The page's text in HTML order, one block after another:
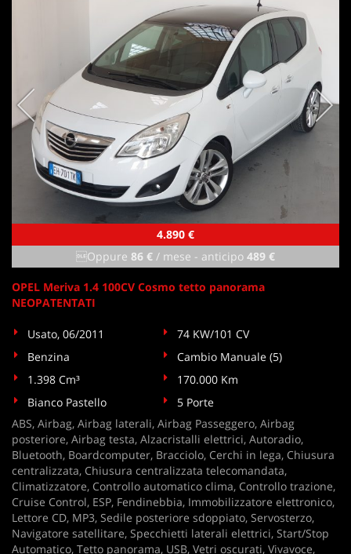
4.890 €
Oppure 86 € / mese - anticipo 489 €
OPEL Meriva 1.4 100CV Cosmo tetto panorama
NEOPATENTATI
Usato, 06/2011
74 KW/101 CV
Benzina
Cambio Manuale (5)
1.398 Cm³
170.000 Km
Bianco Pastello
5 Porte
ABS, Airbag, Airbag laterali, Airbag Passeggero, Airbag
posteriore, Airbag testa, Alzacristalli elettrici, Autoradio,
Bluetooth, Boardcomputer, Bracciolo, Cerchi in lega, Chiusura
centralizzata, Chiusura centralizzata telecomandata,
Climatizzatore, Controllo automatico clima, Controllo trazione,
Cruise Control, ESP, Fendinebbia, Immobilizzatore elettronico,
Lettore CD, MP3, Sedile posteriore sdoppiato, Servosterzo,
Navigatore satellitare, Specchietti laterali elettrici, Start/Stop
Automatico, Tetto panorama, USB, Vetri oscurati, Vivavoce,